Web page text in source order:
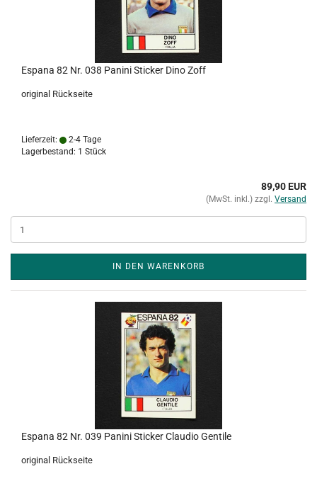
Espana 82 Nr. 038 Panini Sticker Dino Zoff
original Rückseite
Lieferzeit:
2-4 Tage
Lagerbestand: 1 Stück
89,90 EUR
(MwSt. inkl.) zzgl. Versand
IN DEN WARENKORB
Espana 82 Nr. 039 Panini Sticker Claudio Gentile
original Rückseite